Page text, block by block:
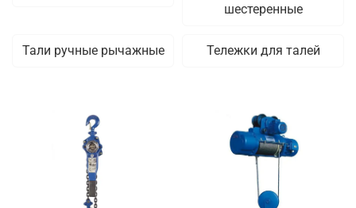
шестеренные
Тали ручные рычажные Тележки для талей